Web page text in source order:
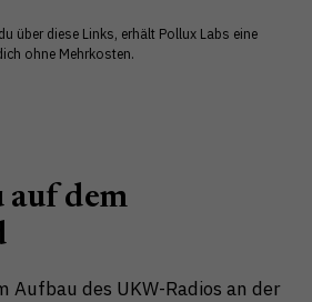
über diese Links, erhält Pollux Labs eine
ohne Mehrkosten.
auf dem
Aufbau des UKW-Radios an der